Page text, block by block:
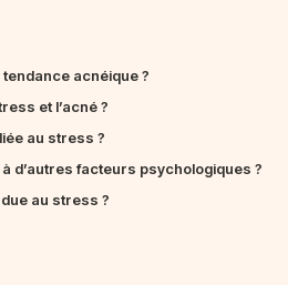
tendance acnéique ?
et l’acné ?
au stress ?
d’autres facteurs psychologiques ?
au stress ?